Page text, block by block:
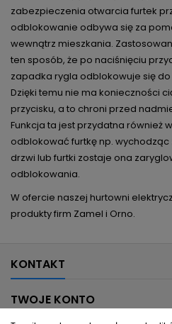
zabezpieczenia otwarcia furtek
odblokowanie odbywa się za
wewnątrz mieszkania.
ten sposób, że po naciśnięciu
zapadka rygla odblokowuje się
Dzięki temu nie ma konieczności
przycisku, a to chroni przed
Funkcja ta jest przydatna również
odblokować furtkę np. wychodząc
drzwi lub furtki zostaje ona
odblokowania.
W ofercie naszej hurtowni
produkty firm Zamel i Orno.
KONTAKT
TWOJE KONTO